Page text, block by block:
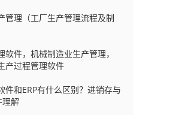
管理（工厂生产管理流程及制
软件，机械制造业生产管理，
产过程管理软件
件和ERP有什么区别？进销存与
解